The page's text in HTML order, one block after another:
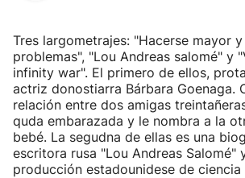
Tres largometrajes: "Hacerse mayor
problemas", "Lou Andreas salomé" y
infinity war". El primero de ellos,
actriz donostiarra Bárbara Goenaga.
relación entre dos amigas
quda embarazada y le nombra a la
bebé. La segudna de ellas es una
escritora rusa "Lou Andreas Salomé"
producción estadounidese de